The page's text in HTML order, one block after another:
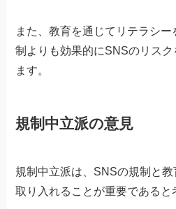
また、教育を通じてリテラシ
制よりも効果的にSNSのリス
ます。
規制中立派の意見
規制中立派は、SNSの規制と教
取り入れることが重要であると